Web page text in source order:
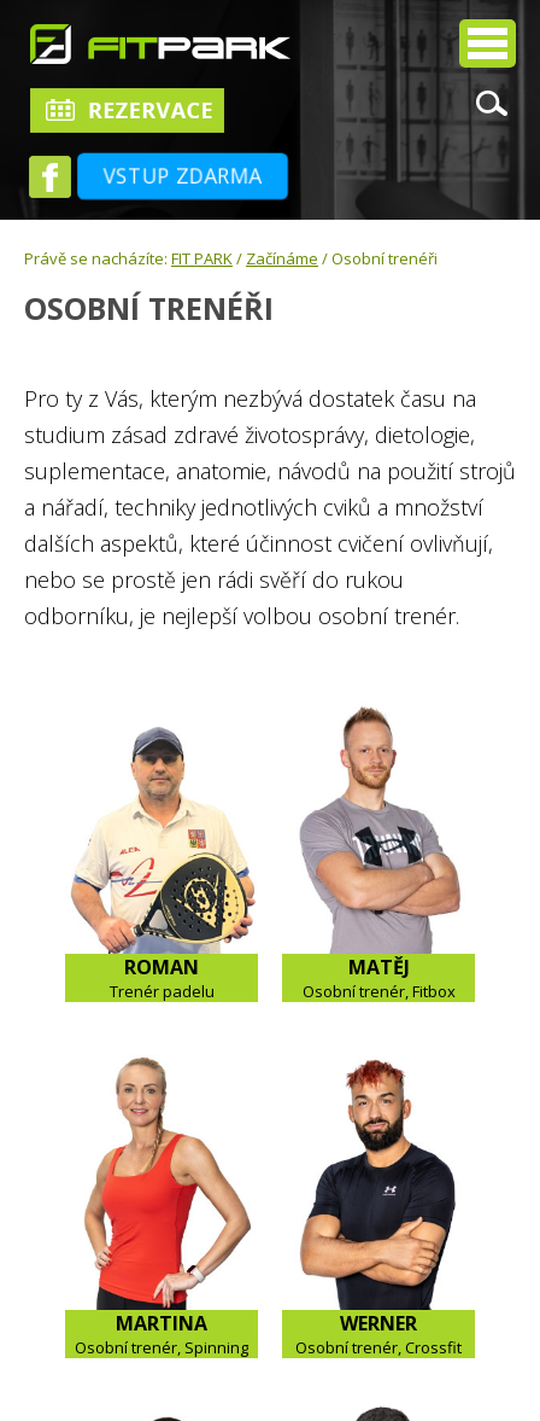
VSTUP ZDARMA
Právě se nacházíte: FIT PARK/ Začínáme / Osobní trenéři
OSOBNÍ TRENÉŘI
Pro ty z Vás, kterým nezbývá dostatek času na
studium zásad zdravé životosprávy, dietologie,
suplementace, anatomie, návodů na použití strojů
a nářadí, techniky jednotlivých cviků a množství
dalších aspektů, které účinnost cvičení ovlivňují,
nebo se prostě jen rádi svěří do rukou
odborníku, je nejlepší volbou osobní trenér.
ROMAN
Trenér padelu
MATĚJ
Osobní trenér, Fitbox
MARTINA
Osobní trenér, Spinning
WERNER
Osobní trenér, Crossfit